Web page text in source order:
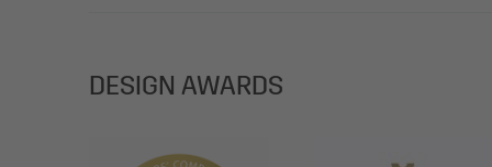
DESIGN AWARDS